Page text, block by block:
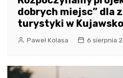
dobrych miejsc” dla
turystyki w
Paweł Kolasa 6 sierpnia